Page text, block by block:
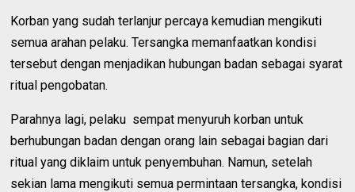
Korban yang sudah terlanjur percaya kemudian mengikuti
semua arahan pelaku. Tersangka memanfaatkan kondisi
tersebut dengan menjadikan hubungan badan sebagai syarat
ritual pengobatan.
Parahnya lagi, pelaku sempat menyuruh korban untuk
berhubungan badan dengan orang lain sebagai bagian dari
ritual yang diklaim untuk penyembuhan. Namun, setelah
sekian lama mengikuti semua permintaan tersangka, kondisi